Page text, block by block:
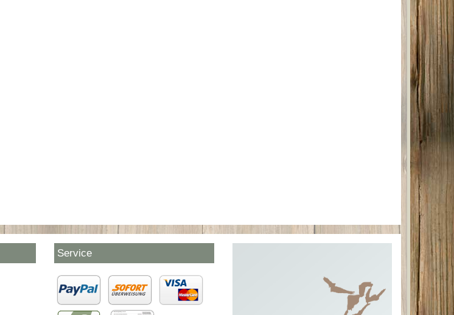
Service